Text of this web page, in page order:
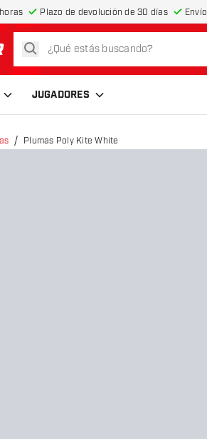
Plazo de devolución de 30 días
de inicio
buscar
JUGADORES
Plumas Poly Kite White